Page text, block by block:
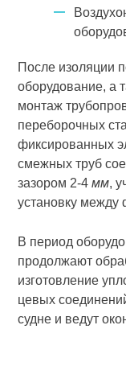
После изоляции
оборудование, а
монтаж
переборочных
фиксирован­ных
смежных труб
зазором 2-4мм,
установку
В период
продолжают
изготовление
цевых
судне и ведут